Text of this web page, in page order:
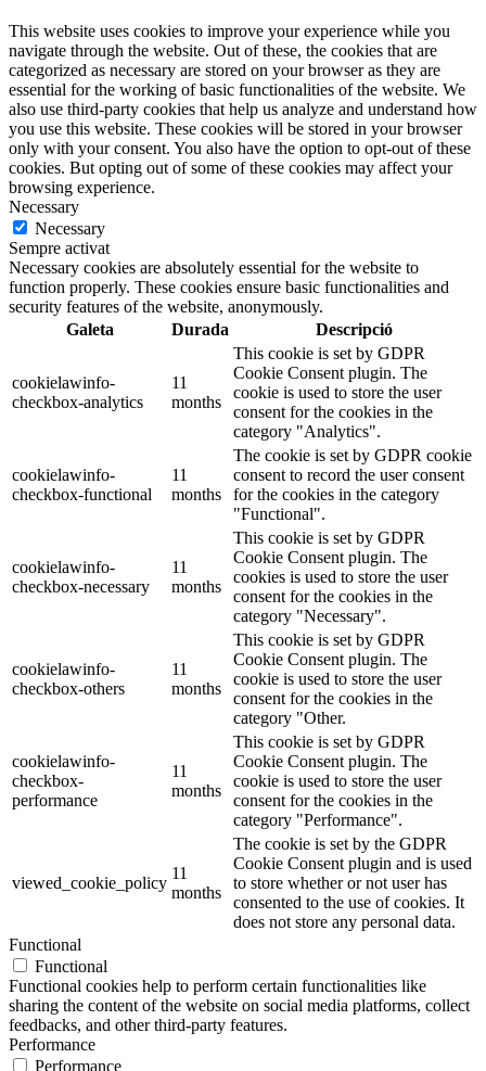
This website uses cookies to improve your experience while you
navigate through the website. Out of these, the cookies that are
categorized as necessary are stored on your browser as they are
essential for the working of basic functionalities of the website. We
also use third-party cookies that help us analyze and understand how
you use this website. These cookies will be stored in your browser
only with your consent. You also have the option to opt-out of these
cookies. But opting out of some of these cookies may affect your
browsing experience.
Necessary
Necessary
Sempre activat
Necessary cookies are absolutely essential for the website to
function properly. These cookies ensure basic functionalities and
security features of the website, anonymously.
Galeta
Durada Descripció
cookielawinfo-
checkbox-analytics
11
months
This cookie is set by GDPR
Cookie Consent plugin. The
cookie is used to store the user
consent for the cookies in the
category "Analytics".
cookielawinfo-
checkbox-functional
11
months
The cookie is set by GDPR cookie
consent to record the user consent
for the cookies in the category
"Functional".
cookielawinfo-
checkbox-necessary
11
months
This cookie is set by GDPR
Cookie Consent plugin. The
cookies is used to store the user
consent for the cookies in the
category "Necessary".
cookielawinfo-
checkbox-others
11
months
This cookie is set by GDPR
Cookie Consent plugin. The
cookie is used to store the user
consent for the cookies in the
category "Other.
cookielawinfo-
checkbox-
performance
11
months
This cookie is set by GDPR
Cookie Consent plugin. The
cookie is used to store the user
consent for the cookies in the
category "Performance".
viewed_cookie_policy
11
months
The cookie is set by the GDPR
Cookie Consent plugin and is used
to store whether or not user has
consented to the use of cookies. It
does not store any personal data.
Functional
Functional
Functional cookies help to perform certain functionalities like
sharing the content of the website on social media platforms, collect
feedbacks, and other third-party features.
Performance
Performance